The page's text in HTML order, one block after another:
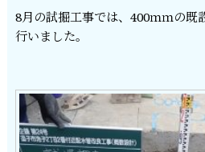
8月の試掘工事では、400ｍｍの既
行いました。